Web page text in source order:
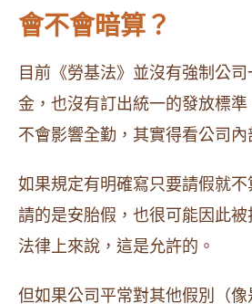
會不會暗算？
目前《勞基法》並沒有強制公
金，也沒有訂出統一的發放標
不會影響全勤，其實得看公司內
如果規定有明確寫只要請假就
請的是安胎假，也很可能因此
法律上來說，這是允許的。
但如果公司平常對其他假別（